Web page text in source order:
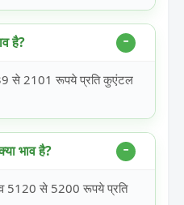
है?
से 2101 रूपये प्रति कुएंटल
भाव है?
5120 से 5200 रूपये प्रति